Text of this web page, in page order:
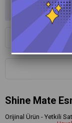
Shine Mate
Orijinal Ürün - Yetkili